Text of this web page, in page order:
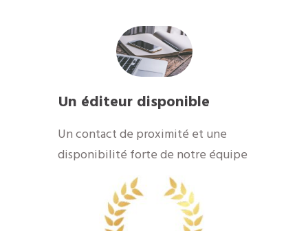
Un éditeur disponible
​Un contact de proximité et une
disponibilité forte de notre équipe